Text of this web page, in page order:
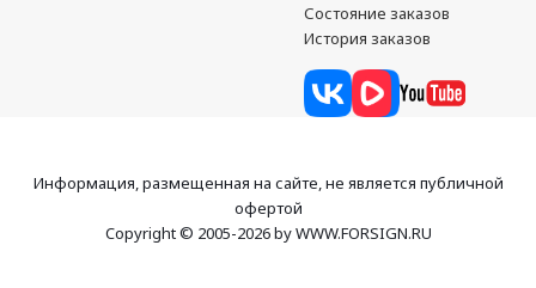
Состояние заказов
История заказов
Информация, размещенная на сайте, не является публичной
офертой
Copyright © 2005-2026 by WWW.FORSIGN.RU